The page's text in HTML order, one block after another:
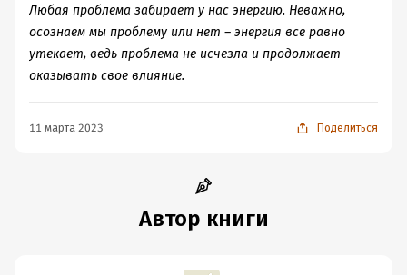
Любая проблема забирает у нас энергию. Неважно,
осознаем мы проблему или нет – энергия все равно
утекает, ведь проблема не исчезла и продолжает
оказывать свое влияние.
11 марта 2023 Поделиться
Автор книги